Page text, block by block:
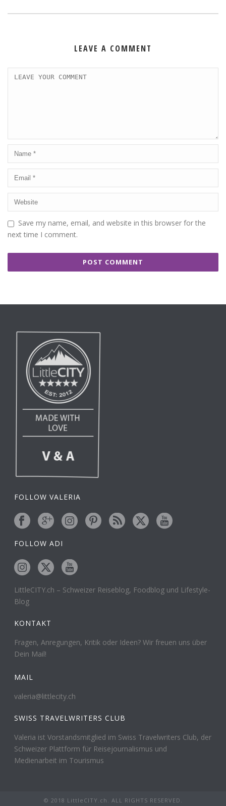
LEAVE A COMMENT
Save my name, email, and website in this browser for the
next time I comment.
FOLLOW VALERIA
FOLLOW ADI
LittleCITY.ch – Schweizer Reiseblog, Foodblog und Lifestyle-
Blog
KONTAKT
Fragen, Anregungen, Kritik oder Ideen? Wir freuen uns über
Dein Mail!
MAIL
valeria@littlecity.ch
SWISS TRAVELWRITERS CLUB
Valeria ist Vorstandsmitglied im Swiss Travelwriters Club, der
Schweizer Plattform für Reisejournalismus und
Medienarbeit im Tourismus
© 2018 LittleCITY.ch. ALL RIGHTS RESERVED.